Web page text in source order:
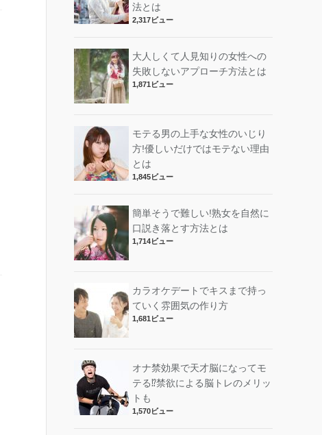
法とは
2,317ビュー
大人しくて人見知りの女性への
失敗しないアプローチ方法とは
1,871ビュー
モテる男の上手な女性のいじり
方!優しいだけではモテない理由
とは
1,845ビュー
簡単そうで難しい!熟女を自然に
口説き落とす方法とは
1,714ビュー
カラオケデートでキスまで持っ
ていく雰囲気の作り方
1,681ビュー
オナ禁効果で天才脳になってモ
テる⁉︎禁欲による脳トレのメリッ
トも
1,570ビュー